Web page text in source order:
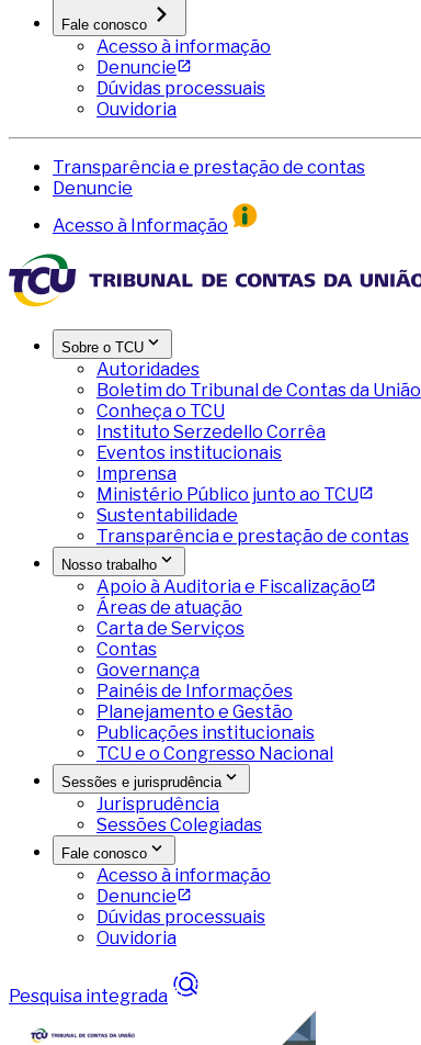
Fale conosco
Acesso à informação
Denuncie
Dúvidas processuais
Ouvidoria
Transparência e prestação de contas
Denuncie
Acesso à Informação
Sobre o TCU
Autoridades
Boletim do Tribunal de Contas da União
Conheça o TCU
Instituto Serzedello Corrêa
Eventos institucionais
Imprensa
Ministério Público junto ao TCU
Sustentabilidade
Transparência e prestação de contas
Nosso trabalho
Apoio à Auditoria e Fiscalização
Áreas de atuação
Carta de Serviços
Contas
Governança
Painéis de Informações
Planejamento e Gestão
Publicações institucionais
TCU e o Congresso Nacional
Sessões e jurisprudência
Jurisprudência
Sessões Colegiadas
Fale conosco
Acesso à informação
Denuncie
Dúvidas processuais
Ouvidoria
Pesquisa integrada